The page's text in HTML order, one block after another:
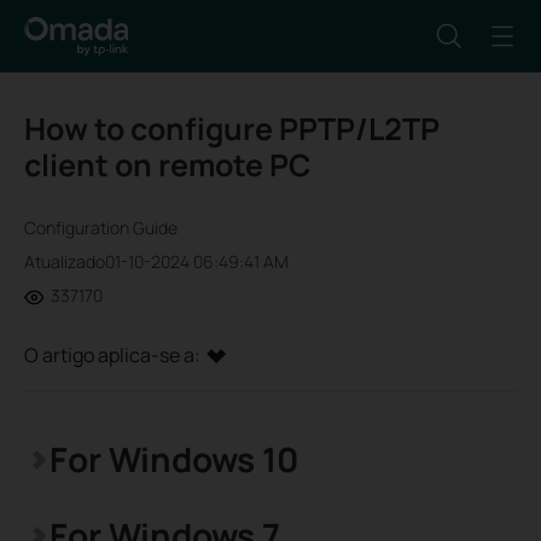
How to configure PPTP/L2TP
client on remote PC
Configuration Guide
Atualizado01-10-2024 06:49:41 AM
337170
O artigo aplica-se a:
For Windows 10